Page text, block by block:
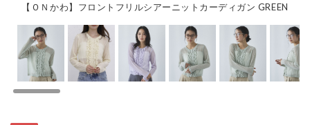
【ＯＮかわ】フロントフリルシアーニットカーディガン GREEN